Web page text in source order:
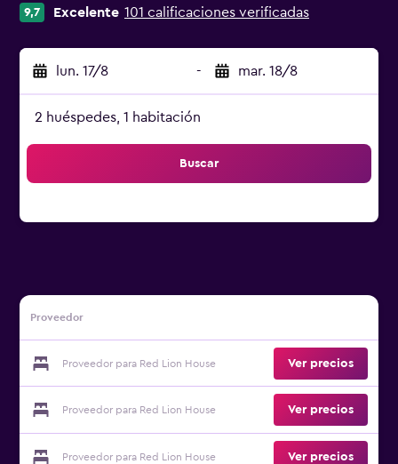
9,7 Excelente 101 calificaciones verificadas
lun. 17/8 - mar. 18/8
2 huéspedes, 1 habitación
Buscar
Proveedor
Proveedor para Red Lion House Ver precios
Proveedor para Red Lion House Ver precios
Proveedor para Red Lion House Ver precios